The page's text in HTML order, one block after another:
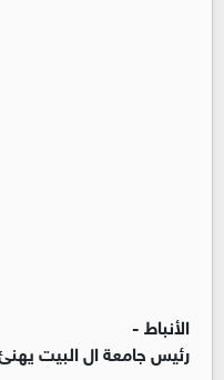
الأنباط -
رئيس جامعة ال البيت